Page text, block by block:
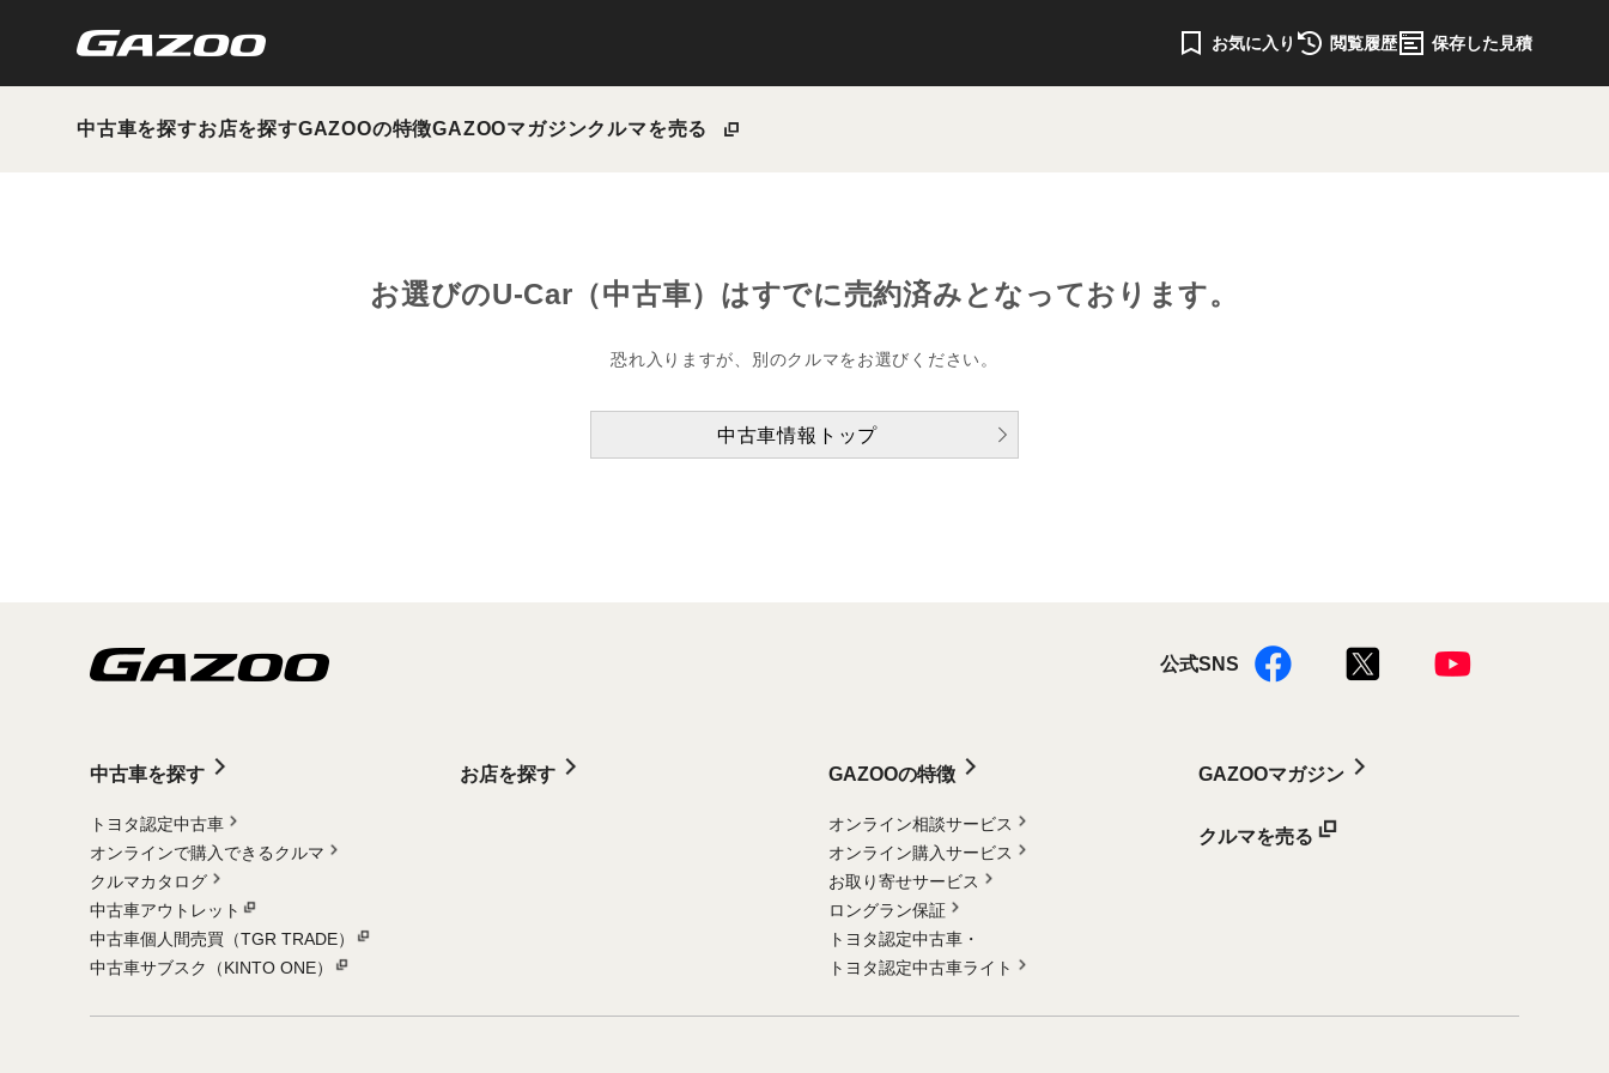
お気に入り 閲覧履歴 保存した見積
中古車を探すお店を探すGAZOOの特徴GAZOOマガジンクルマを売る
お選びのU-Car（中古車）はすでに売約済みとなっております。
恐れ入りますが、別のクルマをお選びください。
中古車情報トップ
公式SNS
中古車を探す
トヨタ認定中古車
オンラインで購入できるクルマ
クルマカタログ
中古車アウトレット
中古車個人間売買（TGR TRADE）
中古車サブスク（KINTO ONE）
お店を探す GAZOOの特徴
オンライン相談サービス
オンライン購入サービス
お取り寄せサービス
ロングラン保証
トヨタ認定中古車・
トヨタ認定中古車ライト
GAZOOマガジン
クルマを売る